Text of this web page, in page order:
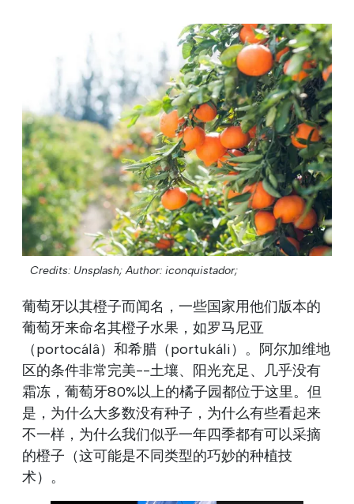
Credits: Unsplash; Author: iconquistador;
葡萄牙以其橙子而闻名，一些国家用他们版本的
葡萄牙来命名其橙子水果，如罗马尼亚
（portocálâ）和希腊（portukáli）。阿尔加维地
区的条件非常完美--土壤、阳光充足、几乎没有
霜冻，葡萄牙80%以上的橘子园都位于这里。但
是，为什么大多数没有种子，为什么有些看起来
不一样，为什么我们似乎一年四季都有可以采摘
的橙子（这可能是不同类型的巧妙的种植技
术）。